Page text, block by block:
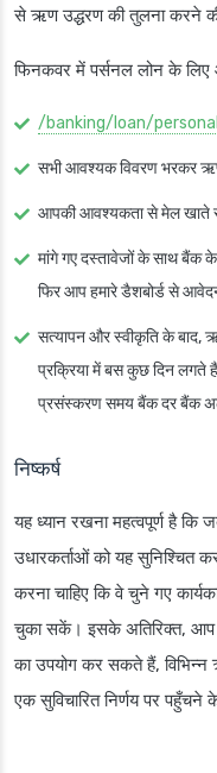
से ऋण उद्धरण की तुलना करने
फिनकवर में पर्सनल लोन के लिए
/banking/loan/
सभी आवश्यक विवरण भरकर
आपकी आवश्यकता से मेल खाते
मांगे गए दस्तावेजों के साथ बैंक
फिर आप हमारे डैशबोर्ड से
सत्यापन और स्वीकृति के बाद,
प्रक्रिया में बस कुछ दिन
प्रसंस्करण समय बैंक दर बैंक
निष्कर्ष
यह ध्यान रखना महत्वपूर्ण है
उधारकर्ताओं को यह सुनिश्चित
करना चाहिए कि वे चुने गए
चुका सकें। इसके अतिरिक्त, आप
का उपयोग कर सकते हैं,
एक सुविचारित निर्णय पर पहुँचने